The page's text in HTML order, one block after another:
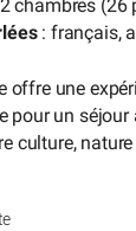
chambres (26
: français,
offre une
pour un
culture,